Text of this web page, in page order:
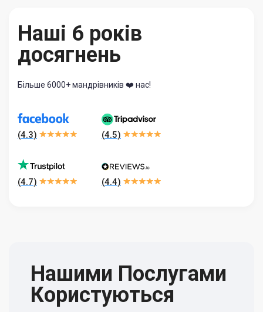
Наші 6 років
досягнень
Більше 6000+ мандрівників ❤️ нас!
(4.3) (4.5)
(4.7) (4.4)
Нашими Послугами
Користуються